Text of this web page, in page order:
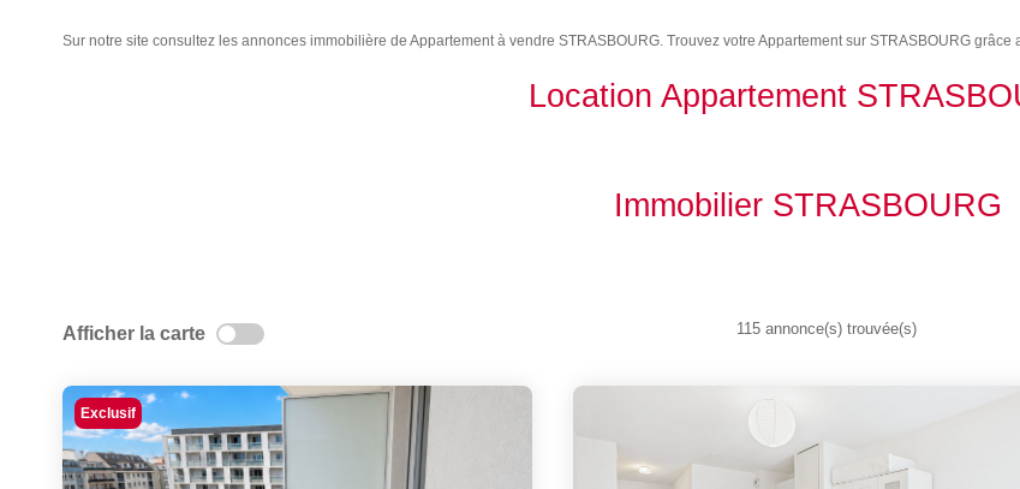
Sur notre site consultez les annonces immobilière de Appartement à vendre STRASBOURG. Trouvez votre Appartement sur STRASBOURG
Location Appartement
Immobilier STRASBOURG
Afficher la carte 115 annonce(s) trouvée(s)
Exclusif